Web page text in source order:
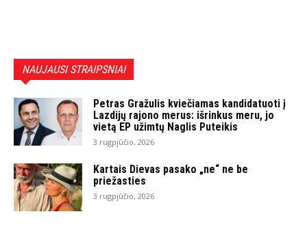
NAUJAUSI STRAIPSNIAI
Petras Gražulis kviečiamas kandidatuoti į
Lazdijų rajono merus: išrinkus meru, jo
vietą EP užimtų Naglis Puteikis
3 rugpjūčio, 2026
Kartais Dievas pasako „ne“ ne be
priežasties
3 rugpjūčio, 2026